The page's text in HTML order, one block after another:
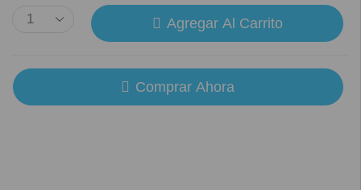
Agregar Al Carrito
Comprar Ahora